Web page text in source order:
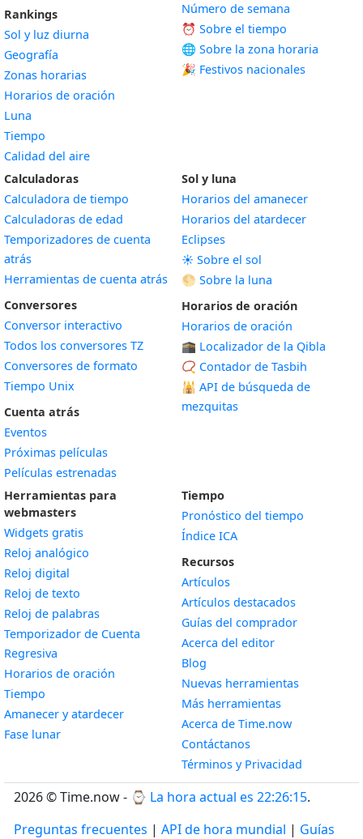
Rankings
Sol y luz diurna
Geografía
Zonas horarias
Horarios de oración
Luna
Tiempo
Calidad del aire
Número de semana
⏰ Sobre el tiempo
🌐 Sobre la zona horaria
🎉 Festivos nacionales
Calculadoras
Calculadora de tiempo
Calculadoras de edad
Temporizadores de cuenta
atrás
Herramientas de cuenta atrás
Conversores
Conversor interactivo
Todos los conversores TZ
Conversores de formato
Tiempo Unix
Cuenta atrás
Eventos
Próximas películas
Películas estrenadas
Sol y luna
Horarios del amanecer
Horarios del atardecer
Eclipses
☀️ Sobre el sol
🌕 Sobre la luna
Horarios de oración
Horarios de oración
🕋 Localizador de la Qibla
📿 Contador de Tasbih
🕌 API de búsqueda de
mezquitas
Herramientas para
webmasters
Widgets gratis
Reloj analógico
Reloj digital
Reloj de texto
Reloj de palabras
Temporizador de Cuenta
Regresiva
Horarios de oración
Tiempo
Amanecer y atardecerWidget
Fase lunarWidget
Tiempo
Pronóstico del tiempo
Índice ICA
Recursos
Artículos
Artículos destacados
Guías del comprador
Acerca del editor
Blog
Nuevas herramientas
Más herramientas
Acerca de Time.now
Contáctanos
Términos y Privacidad
2026 © Time.now - ⌚ La hora actual es 22:26:15.
Preguntas frecuentes | API de hora mundial | Guías